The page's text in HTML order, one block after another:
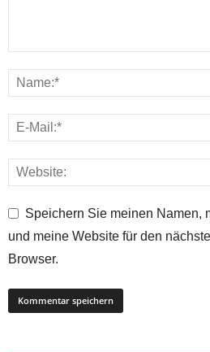
Speichern Sie meinen Namen,
und meine Website für den
Browser.